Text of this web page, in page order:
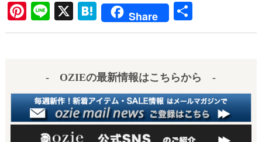
Pi
nt
Li
ne
X
H
at
a
Share
有
- OZIEの最新情報はこちらから -